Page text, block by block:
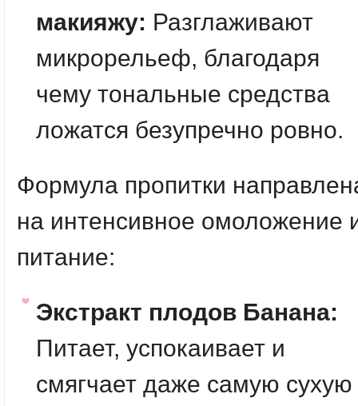
макияжу: Разглаживают
микрорельеф, благодаря
чему тональные средства
ложатся безупречно ровно.
Формула пропитки
на интенсивное омоложение
питание:
Экстракт плодов Банана:
Питает, успокаивает и
смягчает даже самую сухую